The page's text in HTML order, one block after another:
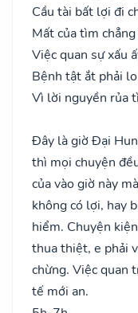
Cầu tài bất lợi đi
Mất của tìm
Việc quan sự xấu
Bệnh tật ắt phải
Vì lời nguyền rủa
Đây là giờ Đại
thì mọi chuyện
của vào giờ này
không có lợi, hay
hiểm. Chuyện
thua thiệt, e phải
chừng. Việc quan
tế mới an.